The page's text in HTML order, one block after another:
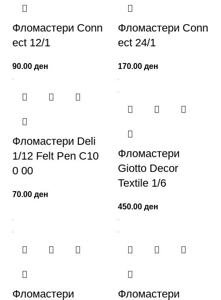
Фломастери Conn
ect 12/1
90.00 ден
Фломастери Conn
ect 24/1
170.00 ден
Фломастери Deli
1/12 Felt Pen C10
0 00
70.00 ден
Фломастери
Giotto Decor
Textile 1/6
450.00 ден
Фломастери Фломастери